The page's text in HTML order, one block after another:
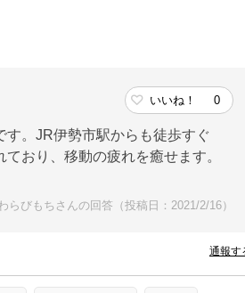
いいね！ 0
す。JR伊勢市駅からも徒歩すぐ
おり、移動の疲れを癒せます。
らびもちさんの回答（投稿日：2021/2/16）
通報す